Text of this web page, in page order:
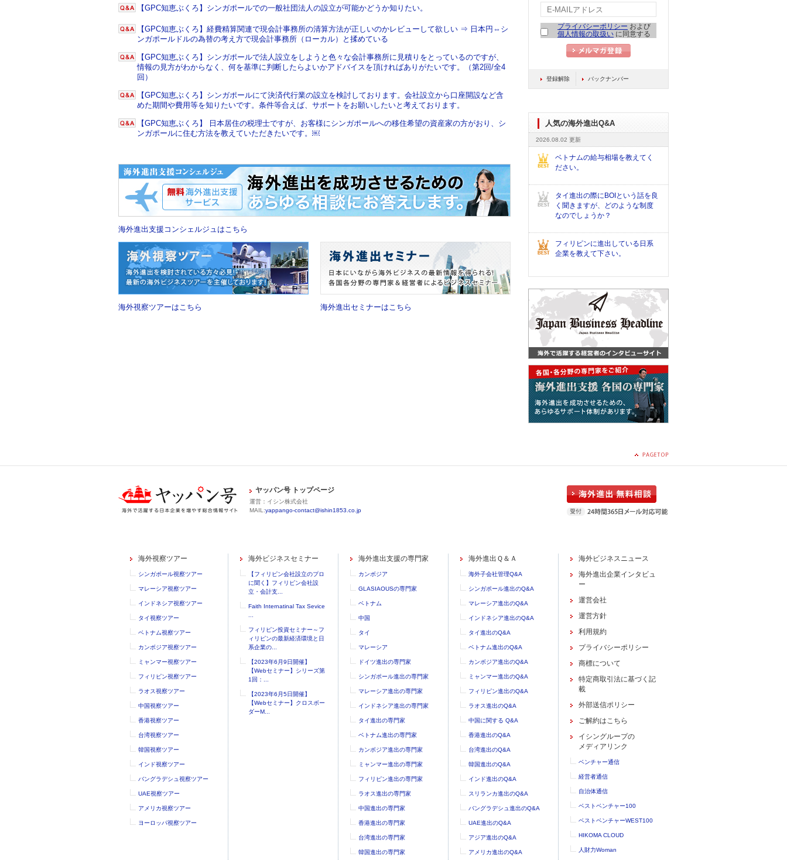
【GPC知恵ぶくろ】シンガポールでの一般社団法人の設立が可能かどうか知りたい。
【GPC知恵ぶくろ】経費精算関連で現会計事務所の清算方法が正しいのかレビューして欲しい ⇒ 日本円⇔シ
ンガポールドルの為替の考え方で現会計事務所（ローカル）と揉めている
【GPC知恵ぶくろ】シンガポールで法人設立をしようと色々な会計事務所に見積りをとっているのですが、
情報の見方がわからなく、何を基準に判断したらよいかアドバイスを頂ければありがたいです。（第2回/全4
回）
【GPC知恵ぶくろ】シンガポールにて決済代行業の設立を検討しております。会社設立から口座開設など含
めた期間や費用等を知りたいです。条件等合えば、サポートをお願いしたいと考えております。
【GPC知恵ぶくろ】 日本居住の税理士ですが、お客様にシンガポールへの移住希望の資産家の方がおり、シ
ンガポールに住む方法を教えていただきたいです。￼
海外進出支援コンシェルジュはこちら
海外視察ツアーはこちら 海外進出セミナーはこちら
プライバシーポリシー および
個人情報の取扱い に同意する
登録解除 バックナンバー
人気の海外進出Q&A
2026.08.02 更新
ベトナムの給与相場を教えてく
ださい。
タイ進出の際にBOIという話を良
く聞きますが、どのような制度
なのでしょうか？
フィリピンに進出している日系
企業を教えて下さい。
ヤッパン号 トップページ
運営：イシン株式会社
MAIL:yappango-contact@ishin1853.co.jp
海外視察ツアー
シンガポール視察ツアー
マレーシア視察ツアー
インドネシア視察ツアー
タイ視察ツアー
ベトナム視察ツアー
カンボジア視察ツアー
ミャンマー視察ツアー
フィリピン視察ツアー
ラオス視察ツアー
中国視察ツアー
香港視察ツアー
台湾視察ツアー
韓国視察ツアー
インド視察ツアー
バングラデシュ視察ツアー
UAE視察ツアー
アメリカ視察ツアー
ヨーロッパ視察ツアー
海外ビジネスセミナー
【フィリピン会社設立のプロ
に聞く】フィリピン会社設
立・会計支...
Faith Internatinal Tax Sevice
フィリピン投資セミナー～フ
ィリピンの最新経済環境と日
系企業の...
【2023年6月9日開催】
【Webセミナー】シリーズ第
1回：...
【2023年6月5日開催】
【Webセミナー】クロスボー
ダーM...
海外進出支援の専門家
カンボジア
GLASIAOUSの専門家
ベトナム
中国
タイ
マレーシア
ドイツ進出の専門家
シンガポール進出の専門家
マレーシア進出の専門家
インドネシア進出の専門家
タイ進出の専門家
ベトナム進出の専門家
カンボジア進出の専門家
ミャンマー進出の専門家
フィリピン進出の専門家
ラオス進出の専門家
中国進出の専門家
香港進出の専門家
台湾進出の専門家
韓国進出の専門家
海外進出Ｑ＆Ａ
海外子会社管理Q&A
シンガポール進出のQ&A
マレーシア進出のQ&A
インドネシア進出のQ&A
タイ進出のQ&A
ベトナム進出のQ&A
カンボジア進出のQ&A
ミャンマー進出のQ&A
フィリピン進出のQ&A
ラオス進出のQ&A
中国に関する Q&A
香港進出のQ&A
台湾進出のQ&A
韓国進出のQ&A
インド進出のQ&A
スリランカ進出のQ&A
バングラデシュ進出のQ&A
UAE進出のQ&A
アジア進出のQ&A
アメリカ進出のQ&A
海外ビジネスニュース
海外進出企業インタビュ
ー
運営会社
運営方針
利用規約
プライバシーポリシー
商標について
特定商取引法に基づく記
載
外部送信ポリシー
ご解約はこちら
イシングループの
メディアリンク
ベンチャー通信
経営者通信
自治体通信
ベストベンチャー100
ベストベンチャーWEST100
HIKOMA CLOUD
人財力Woman